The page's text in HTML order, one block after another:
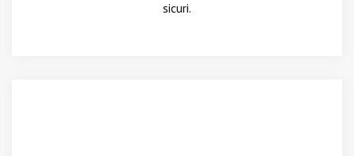
sicuri.